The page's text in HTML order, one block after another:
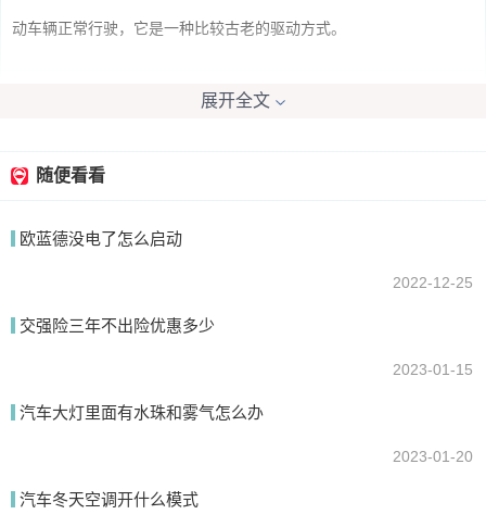
动车辆正常行驶，它是一种比较古老的驱动方式。
前驱车是靠发动机带动前轮走,后驱车是发动机带动后轮走
我要回答
展开全文
随便看看
欧蓝德没电了怎么启动
2022-12-25
交强险三年不出险优惠多少
2023-01-15
汽车大灯里面有水珠和雾气怎么办
2023-01-20
汽车冬天空调开什么模式